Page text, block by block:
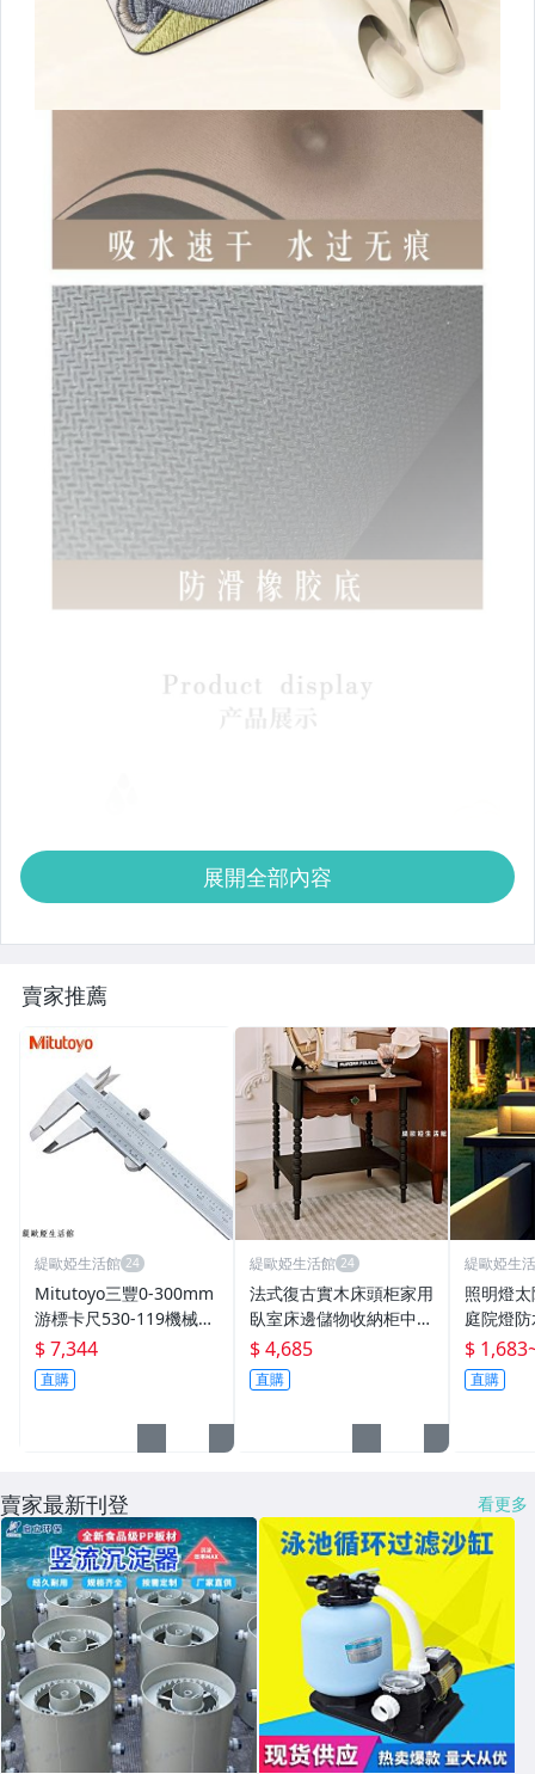
展開全部內容
賣家推薦
緹歐婭生活館
Mitutoyo三豐0-300mm
游標卡尺530-119機械刻
度游標卡尺0.02mm
$ 7,344
直購
緹歐婭生活館
法式復古實木床頭柜家用
臥室床邊儲物收納柜中古
風輕奢邊柜置物柜
$ 4,685
直購
緹歐婭生
照明燈
庭院燈
大門燈
$ 1,683
直購
賣家最新刊登 看更多